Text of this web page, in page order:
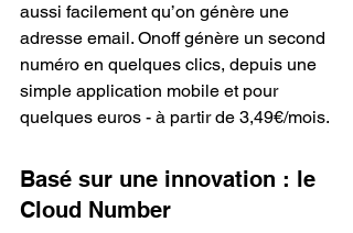
aussi facilement qu’on génère une
adresse email. Onoff génère un second
numéro en quelques clics, depuis une
simple application mobile et pour
quelques euros - à partir de 3,49€/mois.
Basé sur une innovation : le
Cloud Number